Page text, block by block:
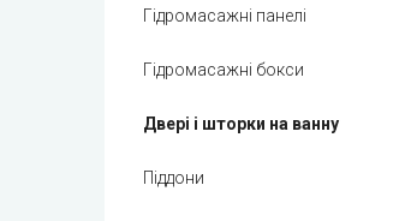
Гідромасажні панелі
Гідромасажні бокси
Двері і шторки на ванну
Піддони